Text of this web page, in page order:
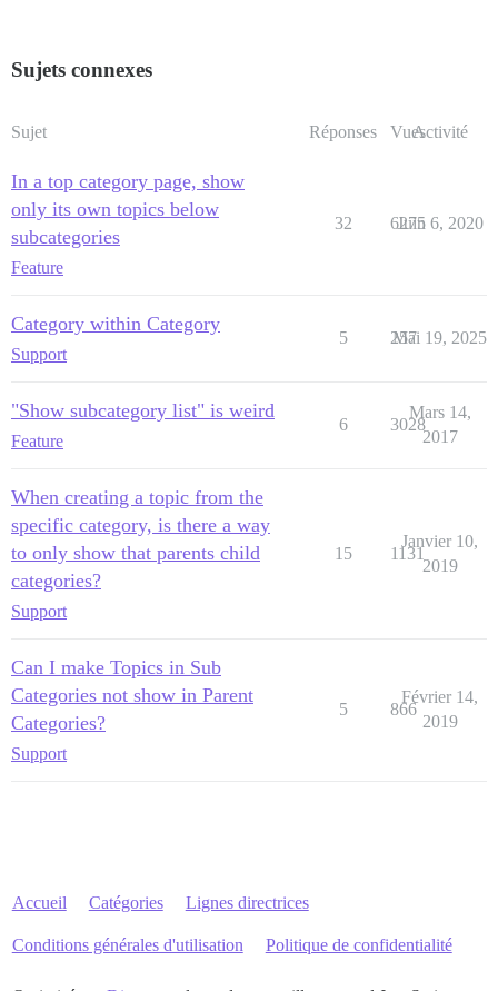
Sujets connexes
Sujet Réponses VuesActivité
In a top category page, show
only its own topics below
subcategories
Feature
32 6275
Juin 6, 2020
Category within Category
Support
5 257
Mai 19, 2025
"Show subcategory list" is weird
Feature
6 3028
Mars 14,
2017
When creating a topic from the
specific category, is there a way
to only show that parents child
categories?
Support
15 1131
Janvier 10,
2019
Can I make Topics in Sub
Categories not show in Parent
Categories?
Support
5 866
Février 14,
2019
Accueil Catégories Lignes directrices
Conditions générales d'utilisation Politique de confidentialité